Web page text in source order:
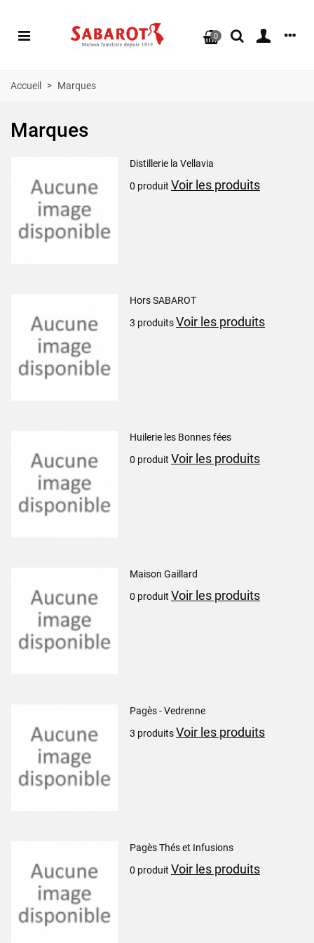
0
Accueil > Marques
Marques
Distillerie la Vellavia
0 produit Voir les produits
Hors SABAROT
3 produitsVoir les produits
Huilerie les Bonnes fées
0 produit Voir les produits
Maison Gaillard
0 produit Voir les produits
Pagès - Vedrenne
3 produitsVoir les produits
Pagès Thés et Infusions
0 produit Voir les produits